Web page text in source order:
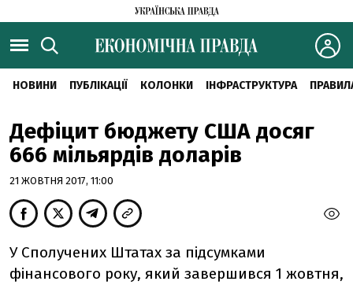
НОВИНИ ПУБЛІКАЦІЇ КОЛОНКИ ІНФРАСТРУКТУРА
Дефіцит бюджету США досяг
666 мільярдів доларів
21 ЖОВТНЯ 2017, 11:00
У Сполучених Штатах за підсумками
фінансового року, який завершився 1 жовтня,